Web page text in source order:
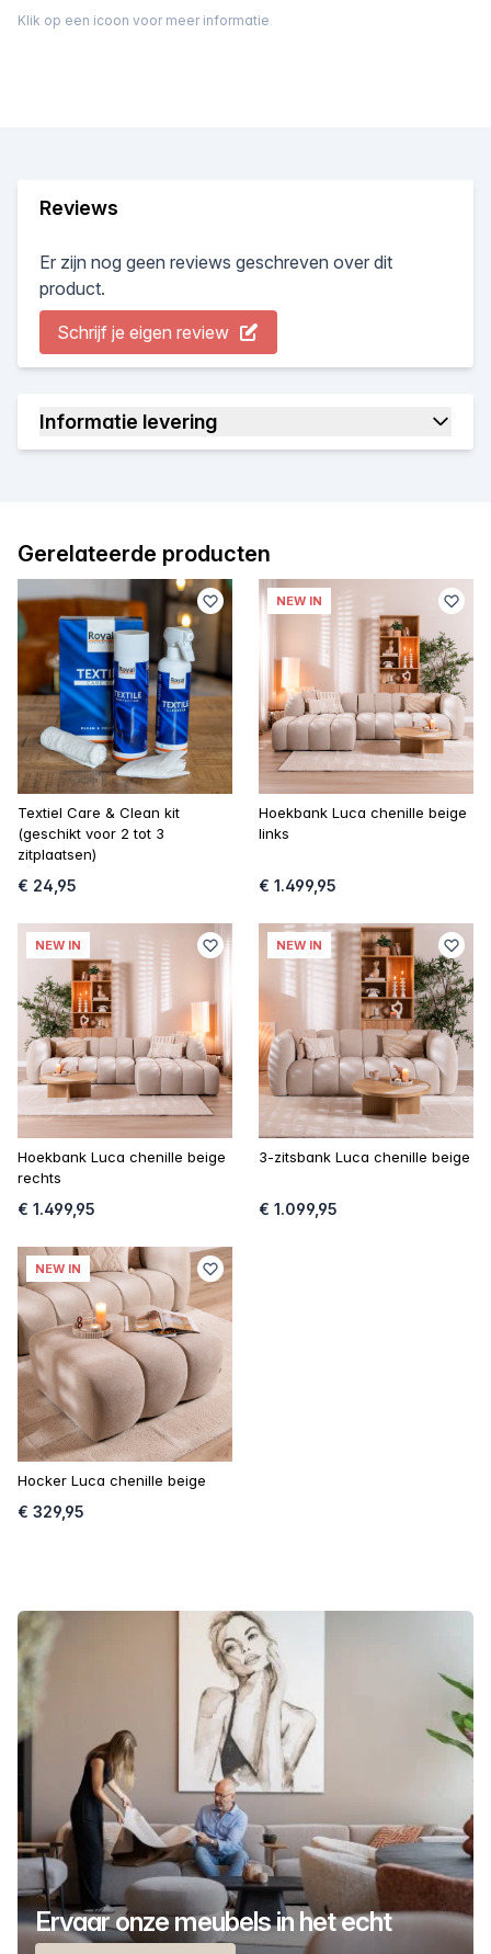
Klik op een icoon voor meer informatie
Reviews
Er zijn nog geen reviews geschreven over dit
product.
Schrijf je eigen review
Informatie levering
Gerelateerde producten
Textiel Care & Clean kit
(geschikt voor 2 tot 3
zitplaatsen)
€ 24,95
NEW IN
Hoekbank Luca chenille beige
links
€ 1.499,95
NEW IN
Hoekbank Luca chenille beige
rechts
€ 1.499,95
NEW IN
3-zitsbank Luca chenille beige
€ 1.099,95
NEW IN
Hocker Luca chenille beige
€ 329,95
Ervaar onze meubels in het echt